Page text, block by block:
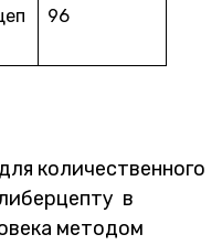
96
количественного
в
методом